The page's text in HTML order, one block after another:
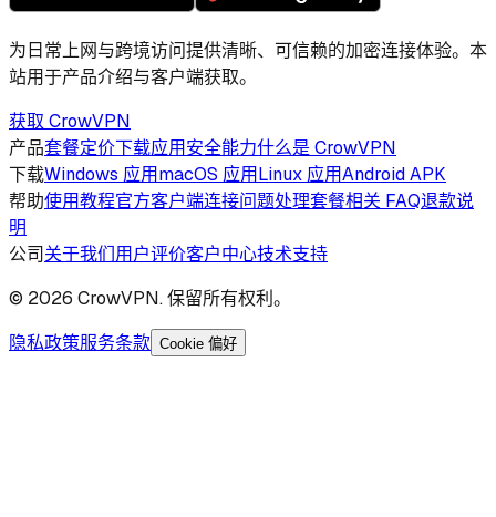
为日常上网与跨境访问提供清晰、可信赖的加密连接体验。本
站用于产品介绍与客户端获取。
获取 CrowVPN
产品套餐定价下载应用安全能力什么是 CrowVPN
下载Windows 应用macOS 应用Linux 应用Android APK
帮助使用教程官方客户端连接问题处理套餐相关 FAQ退款说
明
公司关于我们用户评价客户中心技术支持
© 2026 CrowVPN. 保留所有权利。
隐私政策服务条款 Cookie 偏好